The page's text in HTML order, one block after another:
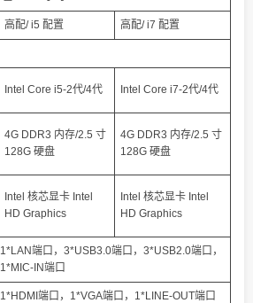
高配/ i5 配置 高配/ i7 配置
Intel Core i5-2代/4代 Intel Core i7-2代/4代
4G DDR3 内存/2.5 寸
128G 硬盘
4G DDR3 内存/2.5 寸
128G 硬盘
Intel 核芯显卡 Intel
HD Graphics
Intel 核芯显卡 Intel
HD Graphics
1*LAN端口，3*USB3.0端口，3*USB2.0端口，
1*MIC-IN端口
1*HDMI端口，1*VGA端口，1*LINE-OUT端口